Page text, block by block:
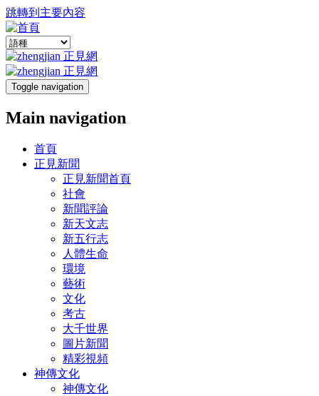
跳轉到主要內容
Toggle navigation
Main navigation
首頁
正見新聞
正見新聞首頁
社會
新聞評論
新天文志
新五行志
人體生命
環境
藝術
文化
考古
大千世界
圖片新聞
精彩視頻
神傳文化
神傳文化